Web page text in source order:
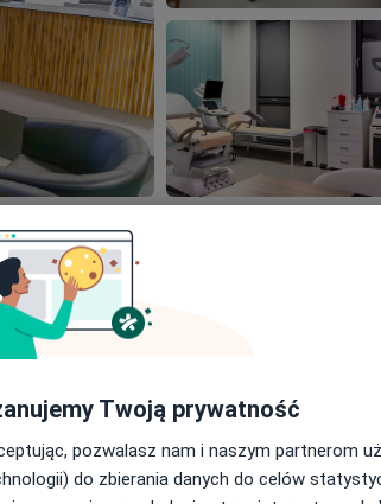
GLIVCLINIC
więcej
opinii
Twoją prywatność
pozwalasz nam i naszym partnerom
do zbierania danych do celów